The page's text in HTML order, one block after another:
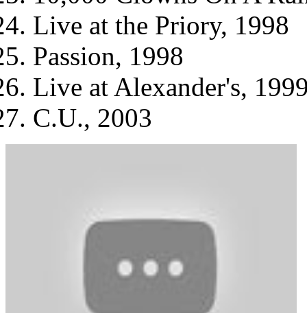
Live at the Priory, 1998
Passion, 1998
Live at Alexander's,
C.U., 2003